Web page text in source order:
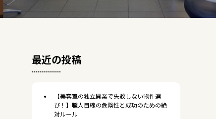
最近の投稿
【美容室の独立開業で失敗しない物件選
び！】職人目線の危険性と成功のための絶
対ルール